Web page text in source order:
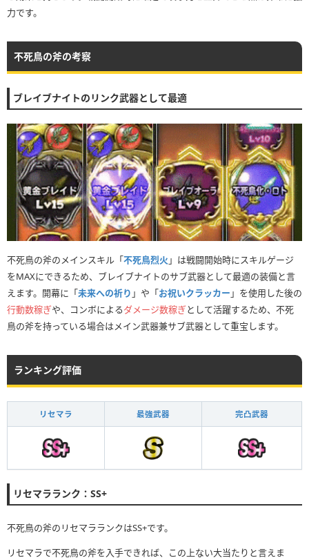
力です。
不死鳥の斧の考察
ブレイブナイトのリンク武器として最適
不死鳥の斧のメインスキル「不死鳥烈火 」は戦闘開始時にスキルゲージ
をMAXにできるため、ブレイブナイトのサブ武器として最適の装備と言
えます。開幕に「未来への祈り 」や「お祝いクラッカー 」を使用した後の
行動数稼ぎや、コンボによるダメージ数稼ぎとして活躍するため、不死
鳥の斧を持っている場合はメイン武器兼サブ武器として重宝します。
ランキング評価
リセマラ 最強武器 完凸武器
リセマラランク：SS+
不死鳥の斧のリセマラランクはSS+です。
リセマラで不死鳥の斧を入手できれば、この上ない大当たりと言えま